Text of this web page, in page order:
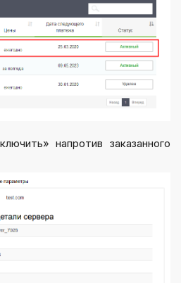
напротив заказанного